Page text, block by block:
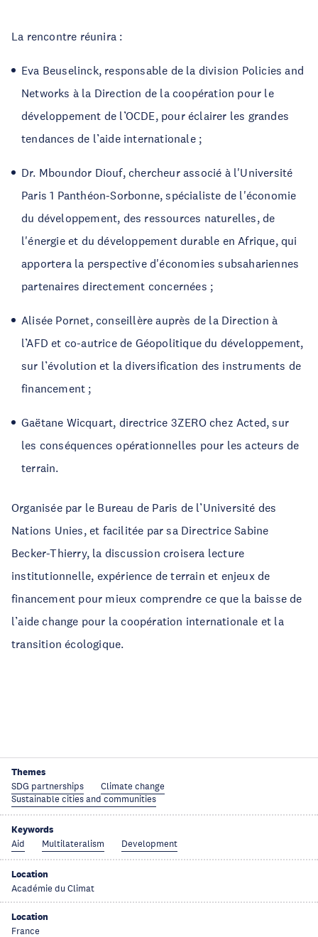
La rencontre réunira :
Eva Beuselinck, responsable de la division Policies and
Networks à la Direction de la coopération pour le
développement de l’OCDE, pour éclairer les grandes
tendances de l’aide internationale ;
Dr. Mboundor Diouf,chercheur associé à l'Université
Paris 1 Panthéon-Sorbonne, spécialiste de l'économie
du développement, des ressources naturelles, de
l'énergie et du développement durable en Afrique, qui
apportera la perspective d'économies subsahariennes
partenaires directement concernées ;
Alisée Pornet, conseillère auprès de la Direction à
l’AFD et co-autrice de Géopolitique du développement,
sur l’évolution et la diversification des instruments de
financement ;
Gaëtane Wicquart, directrice 3ZERO chez Acted, sur
les conséquences opérationnelles pour les acteurs de
terrain.
Organisée par le Bureau de Paris de l’Université des
Nations Unies, et facilitée par sa Directrice Sabine
Becker-Thierry, la discussion croisera lecture
institutionnelle, expérience de terrain et enjeux de
financement pour mieux comprendre ce que la baisse de
l’aide change pour la coopération internationale et la
transition écologique.
Themes
SDG partnerships
Climate change
Sustainable cities and communities
Keywords
Aid Multilateralism Development
Location
Académie du Climat
Location
France